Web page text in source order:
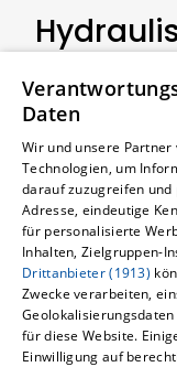
JETZT
Ihnen
JETZT
Ein
die Leistung
effiziente
werden die
Heizkörpern
Ergebnis ist
und ein
Daten
Wir und unsere Partner
Technologien, um
darauf zuzugreifen und
Adresse, eindeutige
für personalisierte
Inhalten, Zielgruppen-
Drittanbieter (1913)
Zwecke verarbeiten,
für diese Website.
Einwilligung auf